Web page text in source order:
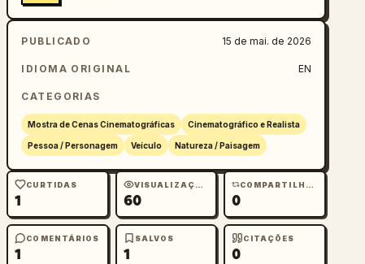
PUBLICADO 15 de mai. de 2026
IDIOMA ORIGINAL EN
CATEGORIAS
Mostra de Cenas Cinematográficas Cinematográfico e Realista
Pessoa / Personagem Veículo Natureza / Paisagem
CURTIDAS
1
VISUALIZAÇÕES
60
COMPARTILHAMENTOS
0
COMENTÁRIOS
1
SALVOS
1
CITAÇÕES
0